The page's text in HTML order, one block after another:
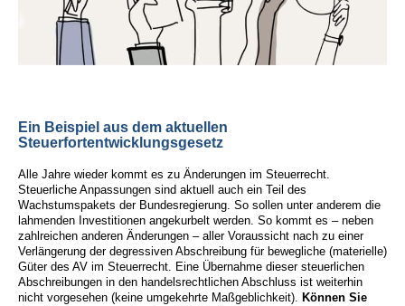
Ein Beispiel aus dem aktuellen
Steuerfortentwicklungsgesetz
Alle Jahre wieder kommt es zu Änderungen im Steuerrecht.
Steuerliche Anpassungen sind aktuell auch ein Teil des
Wachstumspakets der Bundesregierung. So sollen unter anderem die
lahmenden Investitionen angekurbelt werden. So kommt es – neben
zahlreichen anderen Änderungen – aller Voraussicht nach zu einer
Verlängerung der degressiven Abschreibung für bewegliche (materielle)
Güter des AV im Steuerrecht. Eine Übernahme dieser steuerlichen
Abschreibungen in den handelsrechtlichen Abschluss ist weiterhin
nicht vorgesehen (keine umgekehrte Maßgeblichkeit). Können Sie